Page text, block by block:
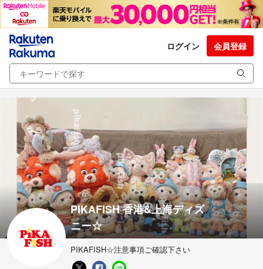
ログイン 会員登録
PIKAFISH 香港&上海ディズ
ニー☆
PIKAFISH☆注意事項ご確認下さい